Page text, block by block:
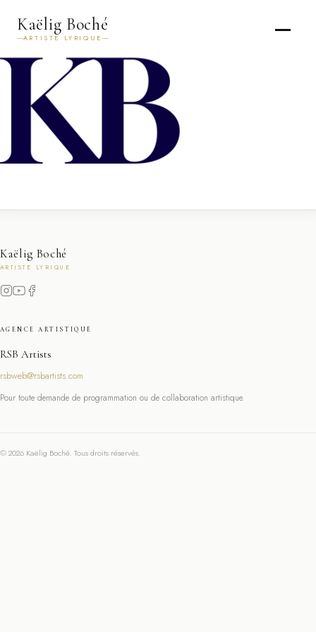
Kaëlig Boché
ARTISTE LYRIQUE
Kaëlig Boché
ARTISTE LYRIQUE
AGENCE ARTISTIQUE
RSB Artists
rsbweb@rsbartists.com
Pour toute demande de programmation ou de collaboration artistique.
© 2026 Kaëlig Boché. Tous droits réservés.